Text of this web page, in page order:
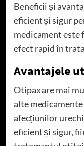
Beneficii și
eficient și sigur
medicament este
efect rapid în
Avantajele
Otipax are mai
alte
afecțiunilor
eficient și sigur,